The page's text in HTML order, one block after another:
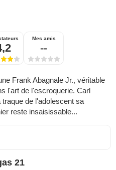
Mes amis
--
Frank Abagnale Jr., véritable
l'art de l'escroquerie. Carl
traque de l'adolescent sa
reste insaisissable...
21